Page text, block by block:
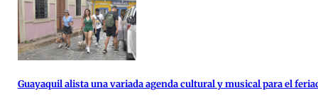
Guayaquil alista una variada agenda cultural y musical para el